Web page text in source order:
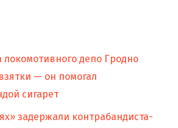
локомотивного депо Гродно
— он помогал
сигарет
задержали контрабандиста-